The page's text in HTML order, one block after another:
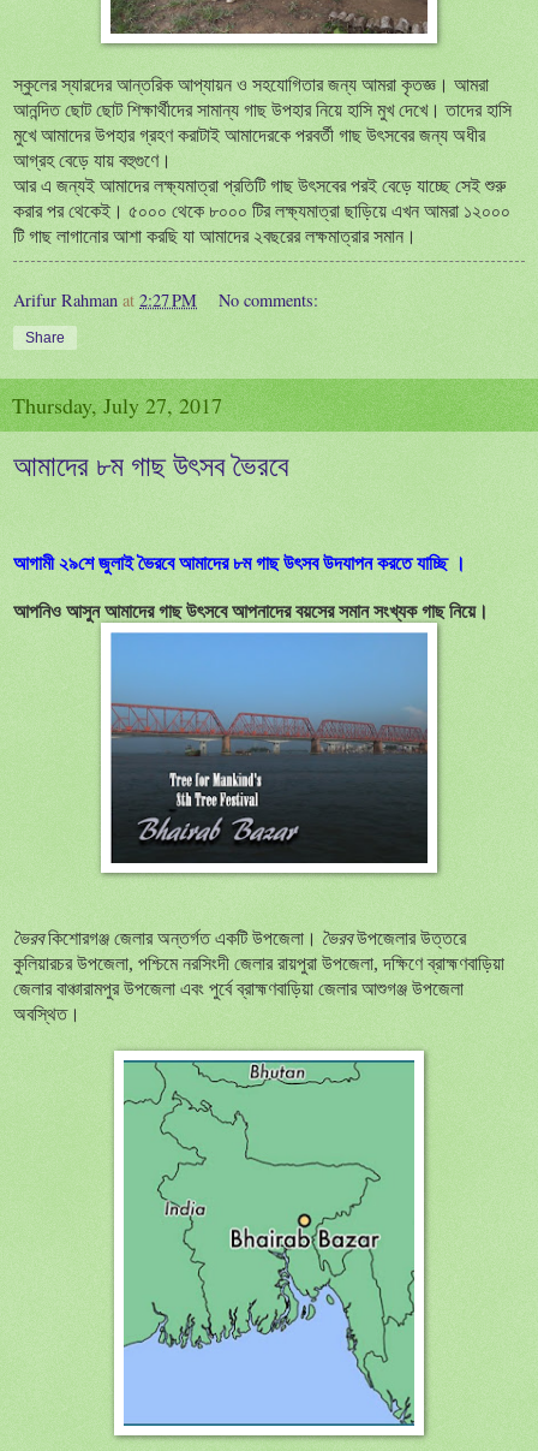
স্কুলের স্যারদের আন্তরিক আপ্যায়ন ও সহযোগিতার জন্য আমরা কৃতজ্ঞ। আমরা
আনন্দিত ছোট ছোট শিক্ষার্থীদের সামান্য গাছ উপহার নিয়ে হাসি মুখ দেখে। তাদের হাসি
মুখে আমাদের উপহার গ্রহণ করাটাই আমাদেরকে পরবর্তী গাছ উৎসবের জন্য অধীর
আগ্রহ বেড়ে যায় বহুগুণে।
আর এ জন্যই আমাদের লক্ষ্যমাত্রা প্রতিটি গাছ উৎসবের পরই বেড়ে যাচ্ছে সেই শুরু
করার পর থেকেই। ৫০০০ থেকে ৮০০০ টির লক্ষ্যমাত্রা ছাড়িয়ে এখন আমরা ১২০০০
টি গাছ লাগানোর আশা করছি যা আমাদের ২বছরের লক্ষমাত্রার সমান।
Arifur Rahman at 2:27 PM No comments:
Share
Thursday, July 27, 2017
আমাদের ৮ম গাছ উৎসব ভৈরবে
আগামী ২৯শে জুলাই ভৈরবে আমাদের ৮ম গাছ উৎসব উদযাপন করতে যাচ্ছি ।
আপনিও আসুন আমাদের গাছ উৎসবে আপনাদের বয়সের সমান সংখ্যক গাছ নিয়ে।
ভৈরবকিশোরগঞ্জ জেলার অন্তর্গত একটি উপজেলা। ভৈরবউপজেলার উত্তরে
কুলিয়ারচর উপজেলা, পশ্চিমে নরসিংদী জেলার রায়পুরা উপজেলা,দক্ষিণে ব্রাহ্মণবাড়িয়া
জেলার বাঞ্চারামপুর উপজেলা এবং পুর্বে ব্রাহ্মণবাড়িয়া জেলার আশুগঞ্জ উপজেলা
অবস্থিত।